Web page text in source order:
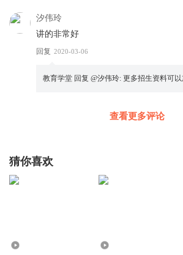
汐伟玲
讲的非常好
回复 2020-03-06
教育学堂 回复 @汐伟玲: 更多招生资料可
查看更多评论
猜你喜欢